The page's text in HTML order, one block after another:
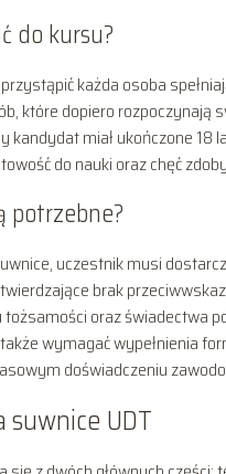
do kursu?
każda osoba
które dopiero rozpoczynają
kandydat miał ukończone
do nauki oraz chęć
potrzebne?
uczestnik musi
brak
oraz świadectwa
wymagać wypełnienia
doświadczeniu
UDT